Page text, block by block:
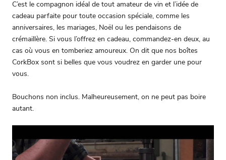
C’est le compagnon idéal de tout amateur de vin et l’idée de
cadeau parfaite pour toute occasion spéciale, comme les
anniversaires, les mariages, Noël ou les pendaisons de
crémaillère. Si vous l’offrez en cadeau, commandez-en deux, au
cas où vous en tomberiez amoureux. On dit que nos boîtes
CorkBox sont si belles que vous voudrez en garder une pour
vous.
Bouchons non inclus. Malheureusement, on ne peut pas boire
autant.